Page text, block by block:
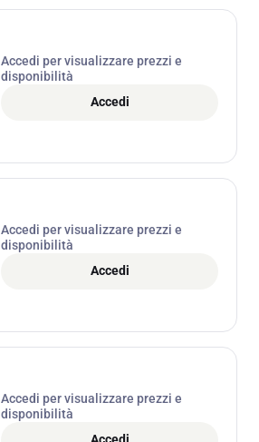
Accedi per visualizzare prezzi e
disponibilità
Accedi
Accedi per visualizzare prezzi e
disponibilità
Accedi
Accedi per visualizzare prezzi e
disponibilità